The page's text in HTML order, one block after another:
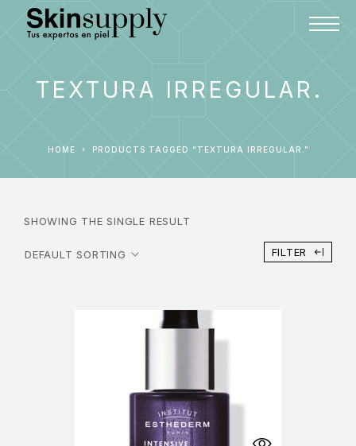
TEXTURA IRREGULAR.
HOME PRODUCTS TAGGED “TEXTURA IRREGULAR.”
SHOWING THE SINGLE RESULT
FILTER